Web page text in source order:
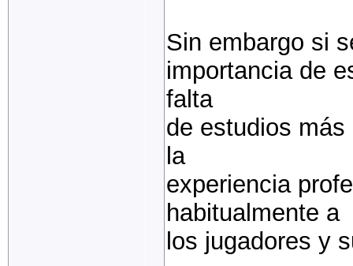
Sin embargo si
importancia de
falta
de estudios
la
experiencia
habitualmente a
los jugadores y